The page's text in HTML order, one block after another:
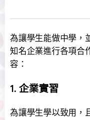
為讓學生能做中學，
知名企業進行各項合
容：
1. 企業實習
為讓學生學以致用，